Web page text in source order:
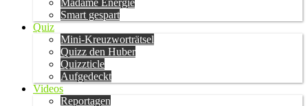
Madame Energie
Smart gespart
Quiz
Mini-Kreuzworträtsel
Quizz den Huber
Quizzticle
Aufgedeckt
Videos
Reportagen